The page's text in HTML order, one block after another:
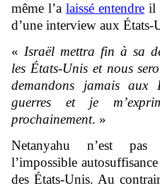
même l’a laissé entendre il
d’une interview aux États-
« Israël mettra fin à sa
les États-Unis et nous
demandons jamais aux
guerres et je
prochainement. »
Netanyahu n’est
l’impossible
des États-Unis. Au